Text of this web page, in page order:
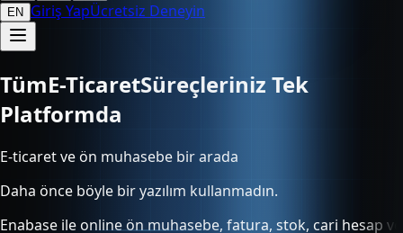
EN Giriş YapÜcretsiz Deneyin
Tüm Süreçleriniz Tek Platformda
E-ticaret ve ön muhasebe bir arada
Daha önce böyle bir yazılım kullanmadın.
Enabase ile online ön muhasebe, fatura, stok, cari hesap ve
e-ticaret süreçlerinizi tek bir platformdan yönetin.